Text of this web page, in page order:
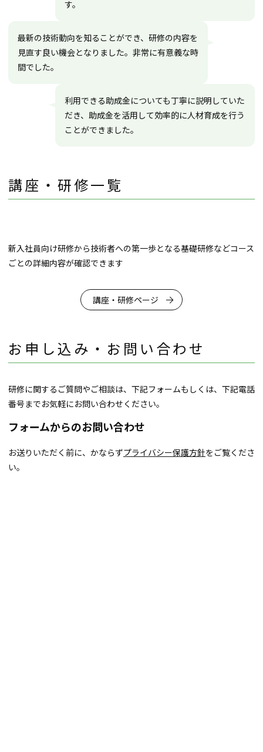
す。
最新の技術動向を知ることができ、研修の内容を
見直す良い機会となりました。非常に有意義な時
間でした。
利用できる助成金についても丁寧に説明していた
だき、助成金を活用して効率的に人材育成を行う
ことができました。
講座・研修一覧
新入社員向け研修から技術者への第一歩となる基礎研修などコース
ごとの詳細内容が確認できます
講座・研修ページ
お申し込み・お問い合わせ
研修に関するご質問やご相談は、下記フォームもしくは、下記電話
番号までお気軽にお問い合わせください。
フォームからのお問い合わせ
お送りいただく前に、かならずプライバシー保護方針をご覧くださ
い。